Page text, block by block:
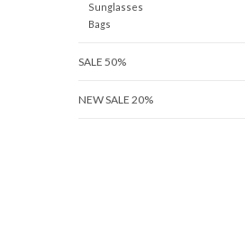
Sunglasses
Bags
SALE 50%
NEW SALE 20%